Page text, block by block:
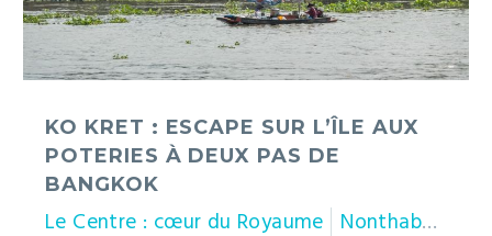
à
deux
pas
Bangkok
KO KRET : ESCAPE SUR L’ÎLE AUX
POTERIES À DEUX PAS DE
BANGKOK
Le Centre : cœur du Royaume Nonthaburi